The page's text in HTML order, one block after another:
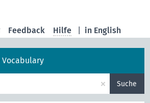
in English
Feedback Hilfe
Vocabulary
× Suche